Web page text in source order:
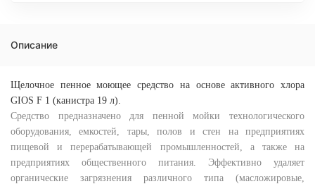
Описание
Щелочное пенное моющее средство на основе активного хлора
GIOS F 1 (канистра 19 л).
Средство предназначено для пенной мойки технологического
оборудования, емкостей, тары, полов и стен на предприятиях
пищевой и перерабатывающей промышленностей, а также на
предприятиях общественного питания. Эффективно удаляет
органические загрязнения различного типа (масложировые,